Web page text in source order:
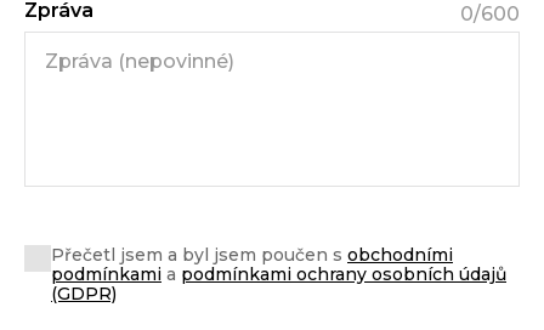
Zpráva 0/600
Přečetl jsem a byl jsem poučen s obchodními
podmínkami a podmínkami ochrany osobních údajů
(GDPR)